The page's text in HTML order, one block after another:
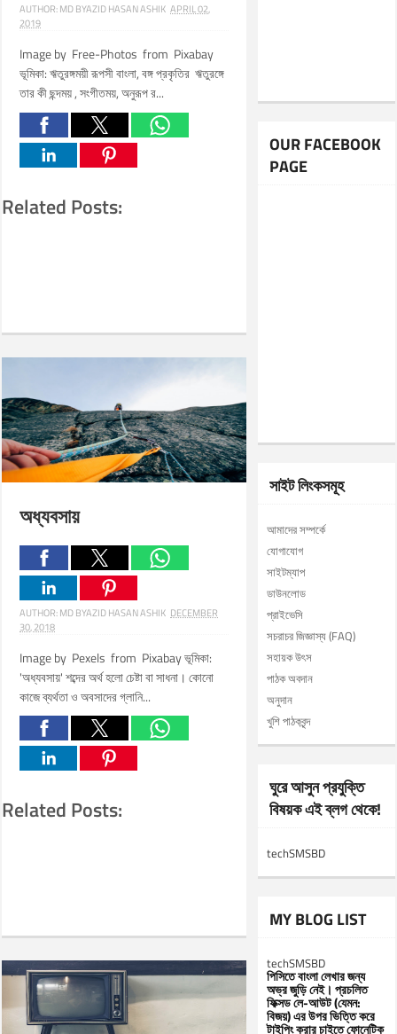
AUTHOR:MD BYAZID HASAN ASHIK APRIL 02,
2019
Image by Free-Photos from Pixabay
ভূমিকা: ঋতুরঙ্গময়ী রূপসী বাংলা, বঙ্গ প্রকৃতির ঋতুরঙ্গে
তার কী ছন্দময় , সংগীতময়, অনুরূপ র...
Related Posts:
অধ্যবসায়
AUTHOR:MD BYAZID HASAN ASHIK DECEMBER
30, 2018
Image by Pexels from Pixabay ভূমিকা:
'অধ্যবসায়' শব্দের অর্থ হলো চেষ্টা বা সাধনা। কোনো
কাজে ব্যর্থতা ও অবসাদের গ্লানি...
Related Posts:
OUR FACEBOOK
PAGE
সাইট লিংকসমূহ
আমাদের সম্পর্কে
যোগাযোগ
সাইটম্যাপ
ডাউনলোড
প্রাইভেসি
সচরাচর জিজ্ঞাস্য (FAQ)
সহায়ক উৎস
পাঠক অবদান
অনুদান
খুশি পাঠকবৃন্দ
ঘুরে আসুন প্রযুক্তি
বিষয়ক এই ব্লগ থেকে!
techSMSBD
MY BLOG LIST
techSMSBD
পিসিতে বাংলা লেখার জন্য
অভ্র জুড়ি নেই। প্রচলিত
ফিক্সড লে-আউট (যেমন:
বিজয়) এর উপর ভিত্তি করে
টাইপিং করার চাইতে ফোনেটিক